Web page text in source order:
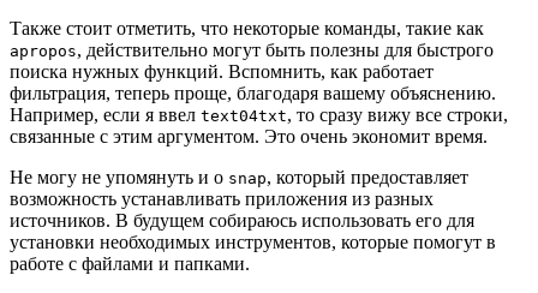
Также стоит отметить, что некоторые команды, такие как
apropos, действительно могут быть полезны для быстрого
поиска нужных функций. Вспомнить, как работает
фильтрация, теперь проще, благодаря вашему объяснению.
Например, если я ввел text04txt, то сразу вижу все строки,
связанные с этим аргументом. Это очень экономит время.
Не могу не упомянуть и о snap, который предоставляет
возможность устанавливать приложения из разных
источников. В будущем собираюсь использовать его для
установки необходимых инструментов, которые помогут в
работе с файлами и папками.